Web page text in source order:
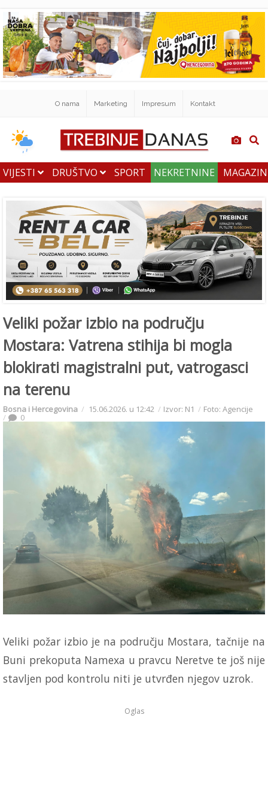
O nama Marketing Impresum Kontakt
VIJESTI DRUŠTVO SPORT NEKRETNINE
Veliki požar izbio na području
Mostara: Vatrena stihija bi mogla
blokirati magistralni put, vatrogasci
na terenu
Bosna i Hercegovina 15.06.2026. u 12:42 Izvor: N1 Foto: Agencije
0
Veliki požar izbio je na području Mostara, tačnije na
Buni prekoputa Namexa u pravcu Neretve te još nije
stavljen pod kontrolu niti je utvrđen njegov uzrok.
Oglas